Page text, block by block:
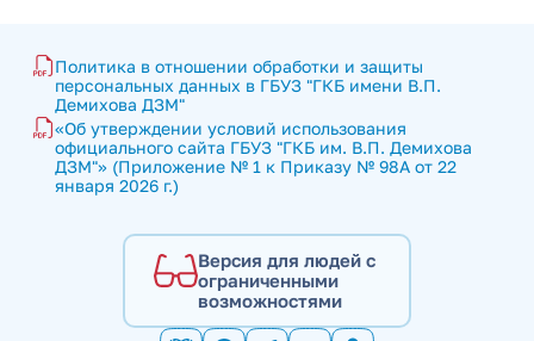
Политика в отношении обработки и защиты
персональных данных в ГБУЗ "ГКБ имени В.П.
Демихова ДЗМ"
«Об утверждении условий использования
официального сайта ГБУЗ "ГКБ им. В.П. Демихова
ДЗМ"» (Приложение № 1 к Приказу № 98А от 22
января 2026 г.)
Версия для людей с
ограниченными
возможностями